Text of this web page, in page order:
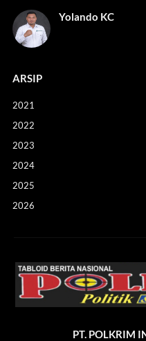
Yolando KC
ARSIP
2021
2022
2023
2024
2025
2026
PT. POLKRIM